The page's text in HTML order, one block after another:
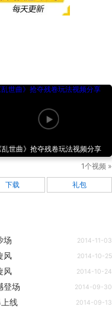
乱世曲》抢夺残卷玩法视频分享
1个视频 »
下载 礼包
场 2014-11-03
风 2014-10-25
风 2014-10-24
登场 2014-09-30
线 2014-09-13